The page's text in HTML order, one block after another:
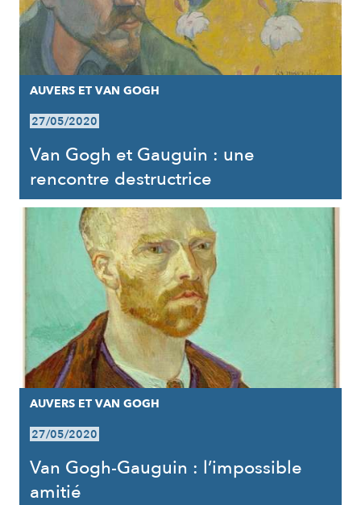
AUVERS ET VAN GOGH
27/05/2020
Van Gogh et Gauguin : une
rencontre destructrice
AUVERS ET VAN GOGH
27/05/2020
Van Gogh-Gauguin : l’impossible
amitié